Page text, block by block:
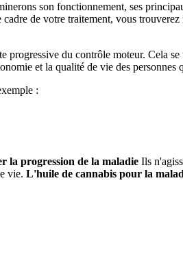
son fonctionnement, ses
de votre traitement, vous
du contrôle moteur. Cela
et la qualité de vie des personnes
:
la progression de la maladie Ils
vie. L'huile de cannabis pour la